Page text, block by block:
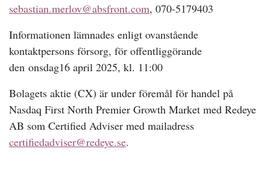
sebastian.merlov@absfront.com, 070-5179403
Informationen lämnades enligt ovanstående
kontaktpersons försorg, för offentliggörande
den onsdag16 april 2025, kl. 11:00
Bolagets aktie (CX) är under föremål för handel på
Nasdaq First North Premier Growth Market med Redeye
AB som Certified Adviser med mailadress
certifiedadviser@redeye.se.